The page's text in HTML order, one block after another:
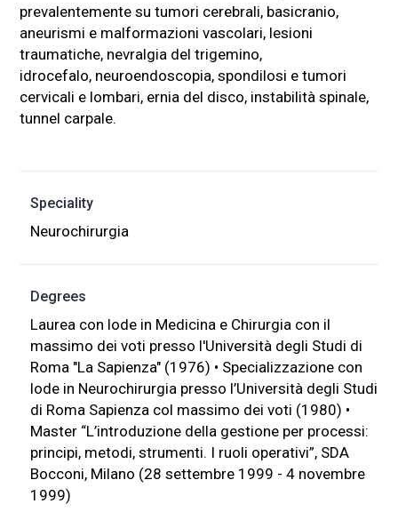
prevalentemente su tumori cerebrali, basicranio,
aneurismi e malformazioni vascolari, lesioni
traumatiche, nevralgia del trigemino,
idrocefalo, neuroendoscopia, spondilosi e tumori
cervicali e lombari, ernia del disco, instabilità spinale,
tunnel carpale.
Speciality
Neurochirurgia
Degrees
Laurea con lode in Medicina e Chirurgia con il
massimo dei voti presso l'Università degli Studi di
Roma "La Sapienza" (1976) • Specializzazione con
lode in Neurochirurgia presso l’Università degli Studi
di Roma Sapienza col massimo dei voti (1980) •
Master “L’introduzione della gestione per processi:
principi, metodi, strumenti. I ruoli operativi”, SDA
Bocconi, Milano (28 settembre 1999 - 4 novembre
1999)